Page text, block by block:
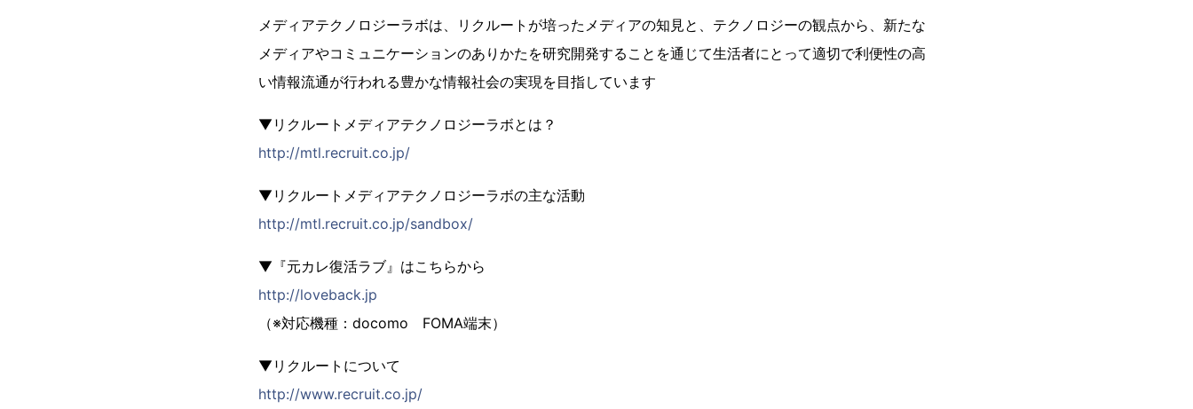
メディアテクノロジーラボは、リクルートが培ったメディアの知見と、テクノロジーの観点から、新たな
メディアやコミュニケーションのありかたを研究開発することを通じて生活者にとって適切で利便性の高
い情報流通が行われる豊かな情報社会の実現を目指しています
▼リクルートメディアテクノロジーラボとは？
http://mtl.recruit.co.jp/
▼リクルートメディアテクノロジーラボの主な活動
http://mtl.recruit.co.jp/sandbox/
▼『元カレ復活ラブ』はこちらから
http://loveback.jp
（※対応機種：docomo FOMA端末）
▼リクルートについて
http://www.recruit.co.jp/